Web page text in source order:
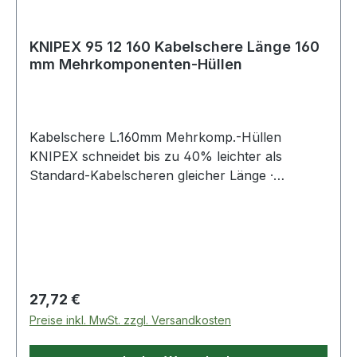
KNIPEX 95 12 160 Kabelschere Länge 160
mm Mehrkomponenten-Hüllen
Kabelschere L.160mm Mehrkomp.-Hüllen
KNIPEX schneidet bis zu 40% leichter als
Standard-Kabelscheren gleicher Länge ·
gehärtete Schneiden mit Präzisionsschliff ·
Klemmschutz · nicht für Stahldraht und
hartgezogene Kupferleiter geeignet · Spezial-
Werkzeugstahl · Werkzeug brüniert Weitere
Regulärer Preis:
27,72 €
Preise inkl. MwSt. zzgl. Versandkosten